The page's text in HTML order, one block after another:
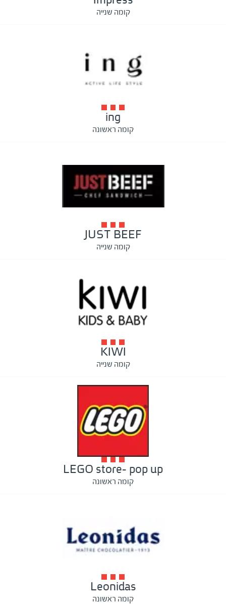
קומה שנייה
ing
קומה ראשונה
JUST BEEF
קומה שנייה
KIWI
קומה שנייה
LEGO store- pop up
קומה ראשונה
Leonidas
קומה ראשונה